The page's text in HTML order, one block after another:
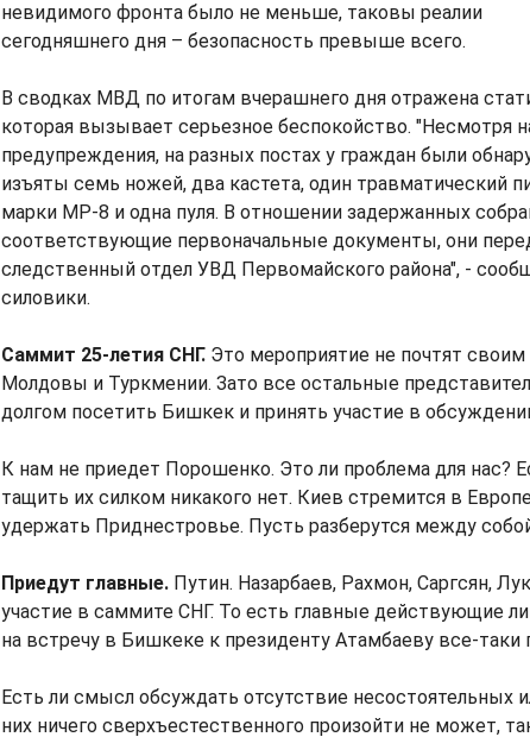
невидимого фронта было не меньше, таковы реалии
сегодняшнего дня – безопасность превыше всего.
В сводках МВД по итогам вчерашнего дня отражена
которая вызывает серьезное беспокойство. "Несмотря
предупреждения, на разных постах у граждан были
изъяты семь ножей, два кастета, один травматический
марки МР-8 и одна пуля. В отношении задержанных
соответствующие первоначальные документы, они
следственный отдел УВД Первомайского района", -
силовики.
Саммит 25-летия СНГ. Это мероприятие не почтят
Молдовы и Туркмении. Зато все остальные
долгом посетить Бишкек и принять участие в
К нам не приедет Порошенко. Это ли проблема для нас?
тащить их силком никакого нет. Киев стремится в
удержать Приднестровье. Пусть разберутся между
Приедут главные. Путин. Назарбаев, Рахмон, Саргсян,
участие в саммите СНГ. То есть главные действующие
на встречу в Бишкеке к президенту Атамбаеву все-таки
Есть ли смысл обсуждать отсутствие несостоятельных
них ничего сверхъестественного произойти не может,